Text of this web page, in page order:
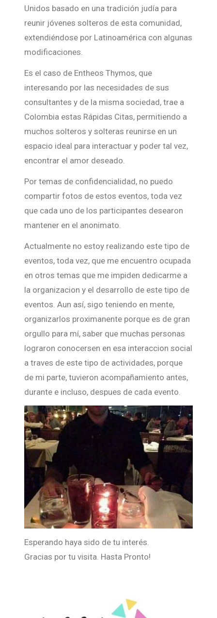
Unidos basado en una tradición judía para
reunir jóvenes solteros de esta comunidad,
extendiéndose por Latinoamérica con algunas
modificaciones.
Es el caso de Entheos Thymos, que
interesando por las necesidades de sus
consultantes y de la misma sociedad, trae a
Colombia estas Rápidas Citas, permitiendo a
muchos solteros y solteras reunirse en un
espacio ideal para interactuar y poder tal vez,
encontrar el amor deseado.
Por temas de confidencialidad, no puedo
compartir fotos de estos eventos, toda vez
que cada uno de los participantes desearon
mantener en el anonimato.
Actualmente no estoy realizando este tipo de
eventos, toda vez, que me encuentro ocupada
en otros temas que me impiden dedicarme a
la organizacion y el desarrollo de este tipo de
eventos. Aun así, sigo teniendo en mente,
organizarlos proximanente porque es de gran
orgullo para mí, saber que muchas personas
lograron conocersen en esa interaccion social
a traves de este tipo de actividades, porque
de mi parte, tuvieron acompañamiento antes,
durante e incluso, despues de cada evento.
Esperando haya sido de tu interés.
Gracias por tu visita. Hasta Pronto!